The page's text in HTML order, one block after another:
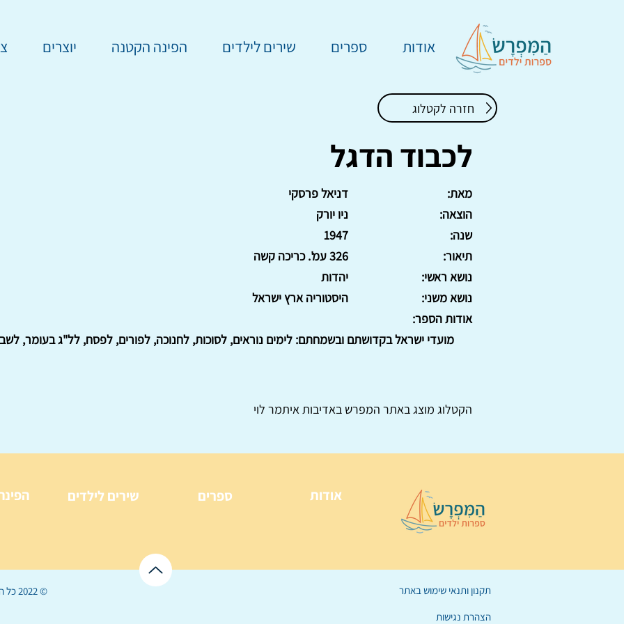
אודות ספרים שירים לילדים הפינה הקטנה יוצרים
חזרה לקטלוג
לכבוד הדגל
דניאל פרסקי
מאת:
ניו יורק
הוצאה:
1947
שנה:
326 עמ'. כריכה קשה
תיאור:
יהדות
נושא ראשי:
היסטוריה ארץ ישראל
נושא משני:
אודות הספר:
מועדי ישראל בקדושתם ובשמחתם: לימים נוראים, לסוכות, לחנוכה, לפורים, לפסח, לל"ג בעומר,
הקטלוג מוצג באתר המפרש באדיבות איתמר לוי
שירים לילדים ספרים אודות
© 2022 כל הזכויות שמורות ל
תקנון ותנאי שימוש באתר
הצהרת נגישות